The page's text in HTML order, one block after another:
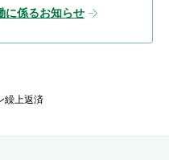
に係るお知らせ
繰上返済